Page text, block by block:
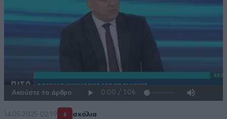
Ακούστε το άρθρο
14·05·2025 02:19 6 σχόλια